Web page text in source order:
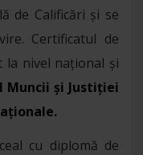
de Calificări şi se
Certificatul de
la nivel naţional şi
Muncii și Justiției
cu diplomă de